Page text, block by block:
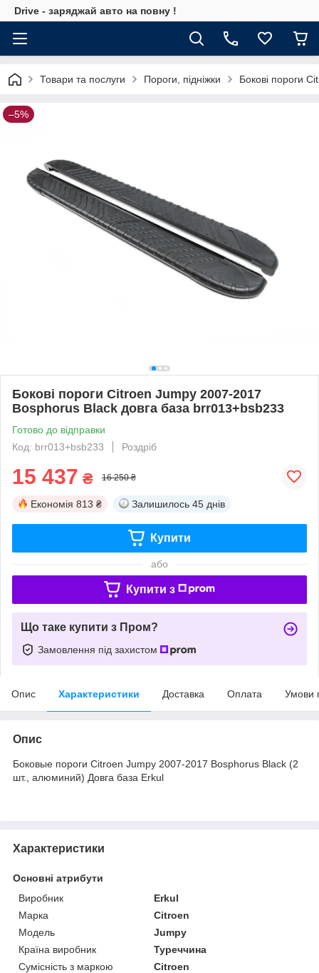
Drive - заряджай авто на повну !
Товари та послуги Пороги, підніжки Бокові пороги
–5%
Бокові пороги Citroen Jumpy 2007-2017
Bosphorus Black довга база brr013+bsb233
Готово до відправки
Код: brr013+bsb233
Роздріб
15 437 ₴ 16 250 ₴
Економія 813 ₴ Залишилось 45 днів
Купити
або
Купити з
Що таке купити з Пром?
Замовлення під захистом
Опис Характеристики Доставка Оплата Умови
Опис
Боковые пороги Citroen Jumpy 2007-2017 Bosphorus Black (2
шт., алюминий) Довга база Erkul
Характеристики
Основні атрибути
Виробник
Erkul
Марка
Citroen
Модель
Jumpy
Країна виробник
Туреччина
Сумісність з маркою
Citroen